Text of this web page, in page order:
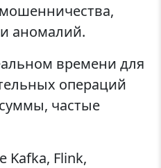
аномалий.
времени для
операций
частые
Kafka, Flink,